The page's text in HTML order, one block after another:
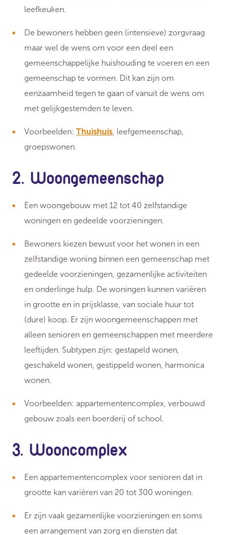
leefkeuken.
De bewoners hebben geen (intensieve) zorgvraag
maar wel de wens om voor een deel een
gemeenschappelijke huishouding te voeren en een
gemeenschap te vormen. Dit kan zijn om
eenzaamheid tegen te gaan of vanuit de wens om
met gelijkgestemden te leven.
Voorbeelden: Thuishuis, leefgemeenschap,
groepswonen.
2. Woongemeenschap
Een woongebouw met 12 tot 40 zelfstandige
woningen en gedeelde voorzieningen.
Bewoners kiezen bewust voor het wonen in een
zelfstandige woning binnen een gemeenschap met
gedeelde voorzieningen, gezamenlijke activiteiten
en onderlinge hulp. De woningen kunnen variëren
in grootte en in prijsklasse, van sociale huur tot
(dure) koop. Er zijn woongemeenschappen met
alleen senioren en gemeenschappen met meerdere
leeftijden. Subtypen zijn: gestapeld wonen,
geschakeld wonen, gestippeld wonen, harmonica
wonen.
Voorbeelden: appartementencomplex, verbouwd
gebouw zoals een boerderij of school.
3. Wooncomplex
Een appartementencomplex voor senioren dat in
grootte kan variëren van 20 tot 300 woningen.
Er zijn vaak gezamenlijke voorzieningen en soms
een arrangement van zorg en diensten dat